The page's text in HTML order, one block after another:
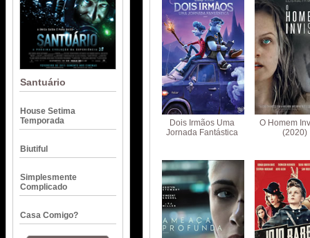
Santuário
House Setima
Temporada
Biutiful
Simplesmente
Complicado
Casa Comigo?
Dois Irmãos Uma
Jornada Fantástica
O Homem
(2020)